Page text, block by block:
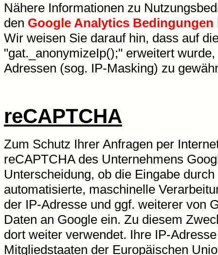
Nähere Informationen zu
den Google Analytics Bedingungen
Wir weisen Sie darauf hin, dass auf
"gat._anonymizeIp();" erweitert
Adressen (sog. IP-Masking) zu
reCAPTCHA
Zum Schutz Ihrer Anfragen per
reCAPTCHA des Unternehmens
Unterscheidung, ob die Eingabe
automatisierte, maschinelle
der IP-Adresse und ggf. weiterer von
Daten an Google ein. Zu diesem
dort weiter verwendet. Ihre IP-
Mitgliedstaaten der Europäischen